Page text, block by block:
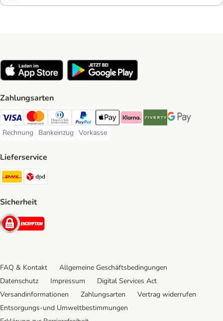
Zahlungsarten
Visa Payment Method
Mastercard Payment Method
Diners Club Payment Method
PayPal Payment Method
Apple Pay Payment Method
Klarna Payment Method
Riverty Payment Method
Google Pay
Rechnung
Rechnung Payment Method
Bankeinzug
Bankeinzug Payment Method
Vorkasse
Vorkasse Payment Method
Lieferservice
DHL Shipping Method
Sicherheit
Security
FAQ & Kontakt
Allgemeine Geschäftsbedingungen
Datenschutz
Impressum
Digital Services Act
Versandinformationen
Zahlungsarten
Vertrag widerrufen
Entsorgungs-und Umweltbestimmungen